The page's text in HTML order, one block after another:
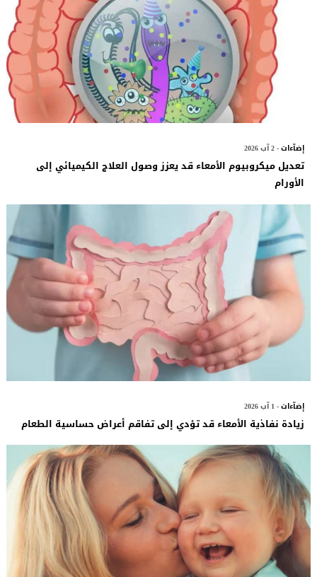
إضآءات- 2 آب 2026
تعديل ميكروبيوم الأمعاء قد يعزز وصول العلاج الكيميائي إلى
الأورام
إضآءات- 1 آب 2026
زيادة نفاذية الأمعاء قد تؤدي إلى تفاقم أعراض حساسية الطعام